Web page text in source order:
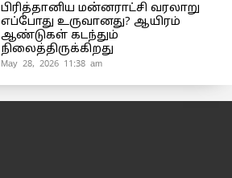
பிரித்தானிய மன்னராட்சி வரலாறு
எப்போது உருவானது? ஆயிரம்
ஆண்டுகள் கடந்தும்
நிலைத்திருக்கிறது
May 28, 2026 11:38 am